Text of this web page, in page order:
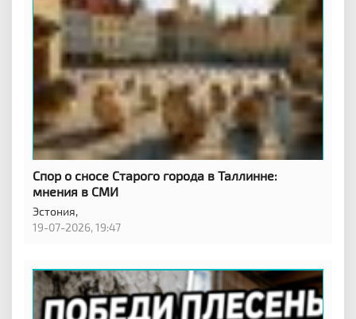
Спор о сносе Старого города в Таллинне:
мнения в СМИ
Эстония,
19-07-2026, 19:47